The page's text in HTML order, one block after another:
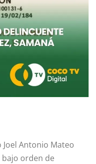
Antonio Mateo
orden de